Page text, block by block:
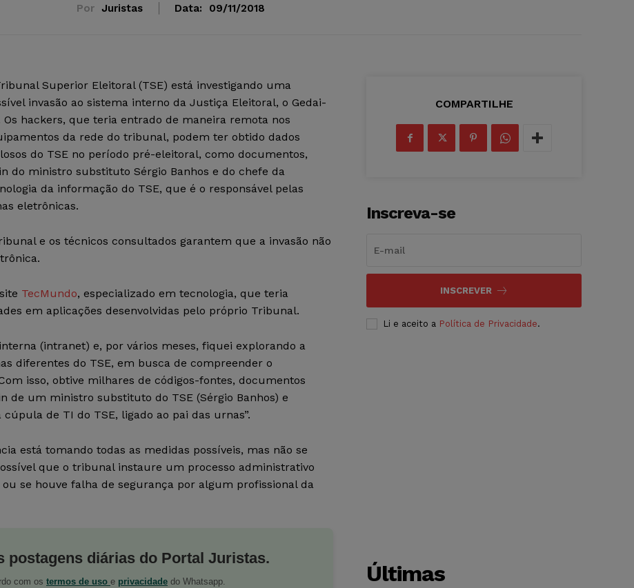
Por Juristas Data: 09/11/2018
Superior Eleitoral (TSE) está investigando uma
invasão ao sistema interno da Justiça Eleitoral, o Gedai-
Os hackers, que teria entrado de maneira remota nos
da rede do tribunal, podem ter obtido dados
do TSE no período pré-eleitoral, como documentos,
do ministro substituto Sérgio Banhos e do chefe da
da informação do TSE, que é o responsável pelas
eletrônicas.
e os técnicos consultados garantem que a invasão não
TecMundo, especializado em tecnologia, que teria
em aplicações desenvolvidas pelo próprio Tribunal.
(intranet) e, por vários meses, fiquei explorando a
diferentes do TSE, em busca de compreender o
isso, obtive milhares de códigos-fontes, documentos
de um ministro substituto do TSE (Sérgio Banhos) e
de TI do TSE, ligado ao pai das urnas”.
está tomando todas as medidas possíveis, mas não se
que o tribunal instaure um processo administrativo
se houve falha de segurança por algum profissional da
postagens diárias do Portal Juristas.
com os termos de uso e privacidade do Whatsapp.
COMPARTILHE
Inscreva-se
INSCREVER
Li e aceito a Política de Privacidade.
Últimas